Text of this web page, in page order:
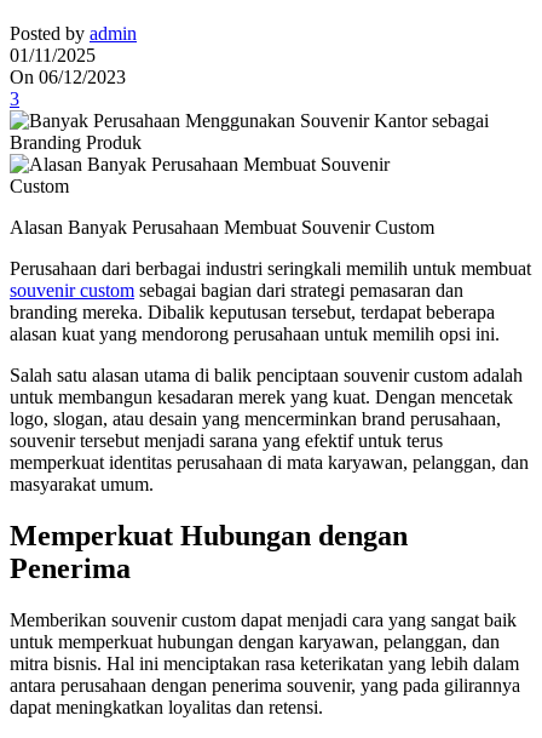
Posted by admin
01/11/2025
On 06/12/2023
3
Alasan Banyak Perusahaan Membuat Souvenir Custom
Perusahaan dari berbagai industri seringkali memilih untuk membuat
souvenir custom sebagai bagian dari strategi pemasaran dan
branding mereka. Dibalik keputusan tersebut, terdapat beberapa
alasan kuat yang mendorong perusahaan untuk memilih opsi ini.
Salah satu alasan utama di balik penciptaan souvenir custom adalah
untuk membangun kesadaran merek yang kuat. Dengan mencetak
logo, slogan, atau desain yang mencerminkan brand perusahaan,
souvenir tersebut menjadi sarana yang efektif untuk terus
memperkuat identitas perusahaan di mata karyawan, pelanggan, dan
masyarakat umum.
Memperkuat Hubungan dengan
Penerima
Memberikan souvenir custom dapat menjadi cara yang sangat baik
untuk memperkuat hubungan dengan karyawan, pelanggan, dan
mitra bisnis. Hal ini menciptakan rasa keterikatan yang lebih dalam
antara perusahaan dengan penerima souvenir, yang pada gilirannya
dapat meningkatkan loyalitas dan retensi.